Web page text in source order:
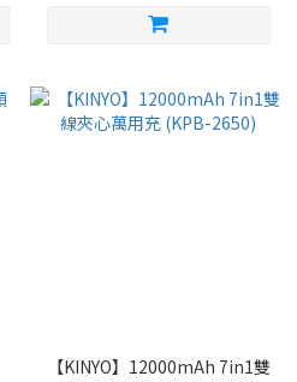
【KINYO】12000mAh 7in1雙